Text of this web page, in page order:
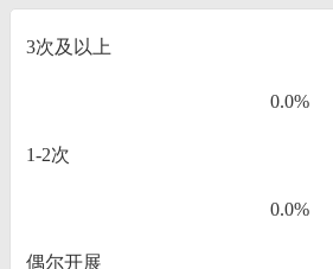
3次及以上
0.0%
1-2次
0.0%
偶尔开展